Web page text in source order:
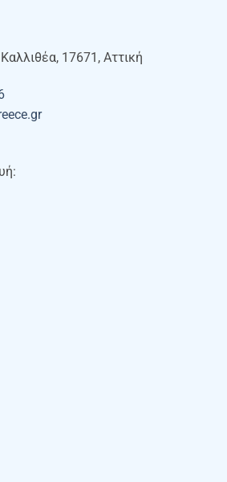
17671, Αττική